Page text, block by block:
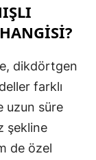
dikdörtgen
farklı
uzun süre
şekline
de özel